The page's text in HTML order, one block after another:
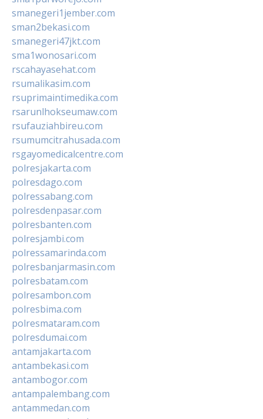
smanegeri1jember.com
sman2bekasi.com
smanegeri47jkt.com
sma1wonosari.com
rscahayasehat.com
rsumalikasim.com
rsuprimaintimedika.com
rsarunlhokseumaw.com
rsufauziahbireu.com
rsumumcitrahusada.com
rsgayomedicalcentre.com
polresjakarta.com
polresdago.com
polressabang.com
polresdenpasar.com
polresbanten.com
polresjambi.com
polressamarinda.com
polresbanjarmasin.com
polresbatam.com
polresambon.com
polresbima.com
polresmataram.com
polresdumai.com
antamjakarta.com
antambekasi.com
antambogor.com
antampalembang.com
antammedan.com